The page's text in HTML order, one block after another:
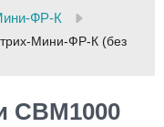
ФР-К
Мини-ФР-К (без
CBM1000